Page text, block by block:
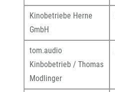
Kinobetriebe Herne
GmbH
tom.audio
Kinbobetrieb / Thomas
Modlinger